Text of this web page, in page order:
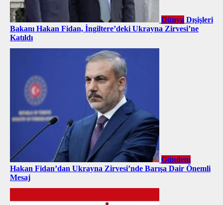
Dünya Dışişleri
Bakanı Hakan Fidan, İngiltere’deki Ukrayna Zirvesi’ne
Katıldı
Gündem
Hakan Fidan’dan Ukrayna Zirvesi’nde Barışa Dair Önemli
Mesaj